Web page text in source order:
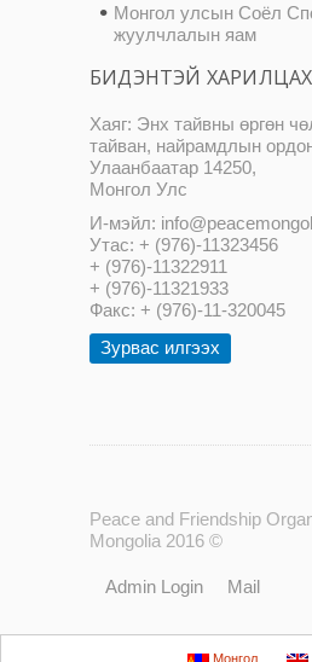
Монгол улсын Соёл
жуулчлалын яам
БИДЭНТЭЙ ХАРИЛЦАХ
Хаяг: Энх тайвны өргөн
тайван, найрамдлын
Улаанбаатар 14250,
Монгол Улс
И-мэйл:
Утас: + (976)-11323456
+ (976)-11322911
+ (976)-11321933
Факс: + (976)-11-320045
Зурвас илгээх
Peace and Friendship
Mongolia 2016 ©
Admin Login Mail
Монгол